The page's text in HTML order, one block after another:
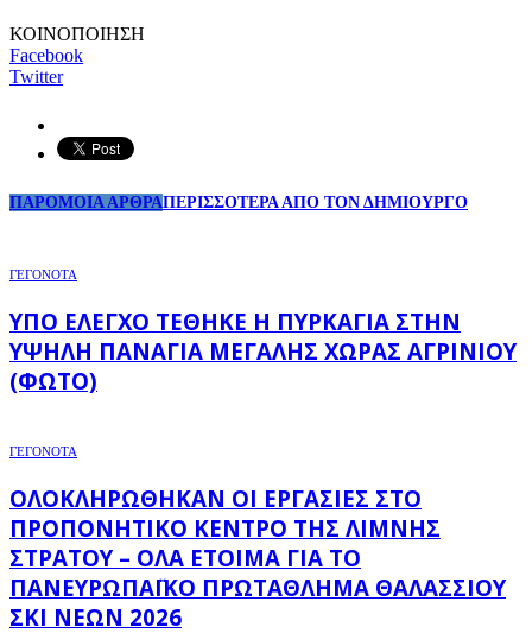
ΚΟΙΝΟΠΟΙΗΣΗ
Facebook
Twitter
ΠΑΡΟΜΟΙΑ ΑΡΘΡΑΠΕΡΙΣΣΟΤΕΡΑ ΑΠΟ ΤΟΝ ΔΗΜΙΟΥΡΓΟ
ΓΕΓΟΝΟΤΑ
ΥΠΌ ΈΛΕΓΧΟ ΤΈΘΗΚΕ Η ΠΥΡΚΑΓΙΆ ΣΤΗΝ
ΥΨΗΛΉ ΠΑΝΑΓΙΆ ΜΕΓΆΛΗΣ ΧΏΡΑΣ ΑΓΡΙΝΊΟΥ
(ΦΩΤΌ)
ΓΕΓΟΝΟΤΑ
ΟΛΟΚΛΗΡΏΘΗΚΑΝ ΟΙ ΕΡΓΑΣΊΕΣ ΣΤΟ
ΠΡΟΠΟΝΗΤΙΚΌ ΚΈΝΤΡΟ ΤΗΣ ΛΊΜΝΗΣ
ΣΤΡΆΤΟΥ – ΌΛΑ ΈΤΟΙΜΑ ΓΙΑ ΤΟ
ΠΑΝΕΥΡΩΠΑΪΚΌ ΠΡΩΤΆΘΛΗΜΑ ΘΑΛΆΣΣΙΟΥ
ΣΚΙ ΝΈΩΝ 2026